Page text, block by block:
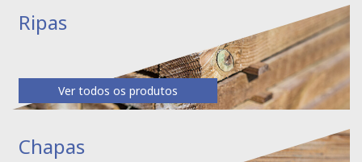
Ripas
Ver todos os produtos
Chapas